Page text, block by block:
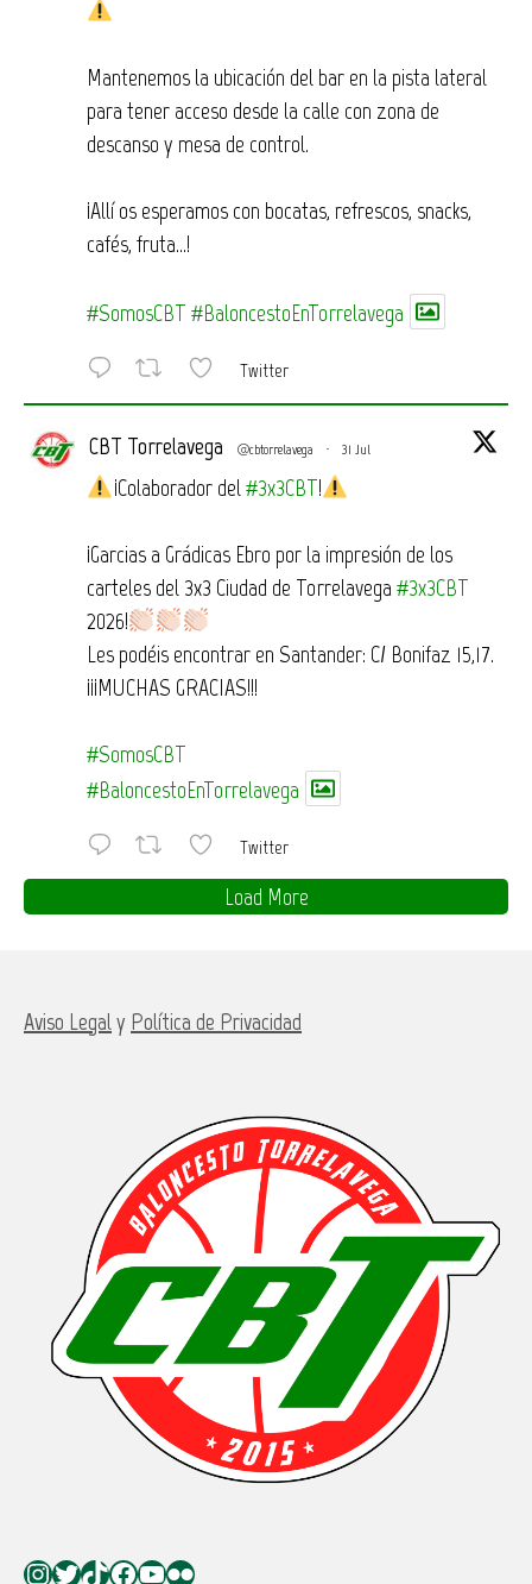
Mantenemos la ubicación del bar en la pista lateral
para tener acceso desde la calle con zona de
descanso y mesa de control.
¡Allí os esperamos con bocatas, refrescos, snacks,
cafés, fruta…!
#SomosCBT #BaloncestoEnTorrelavega
Twitter
CBT Torrelavega @cbtorrelavega · 31 Jul
¡Colaborador del #3x3CBT!
¡Garcias a Grádicas Ebro por la impresión de los
carteles del 3x3 Ciudad de Torrelavega #3x3CBT
2026!
Les podéis encontrar en Santander: C/ Bonifaz 15,17.
¡¡¡MUCHAS GRACIAS!!!
#SomosCBT
#BaloncestoEnTorrelavega
Twitter
Load More
Aviso Legaly Política de Privacidad
Instagram
Twitter
TikTokFacebook
YouTube
Flickr